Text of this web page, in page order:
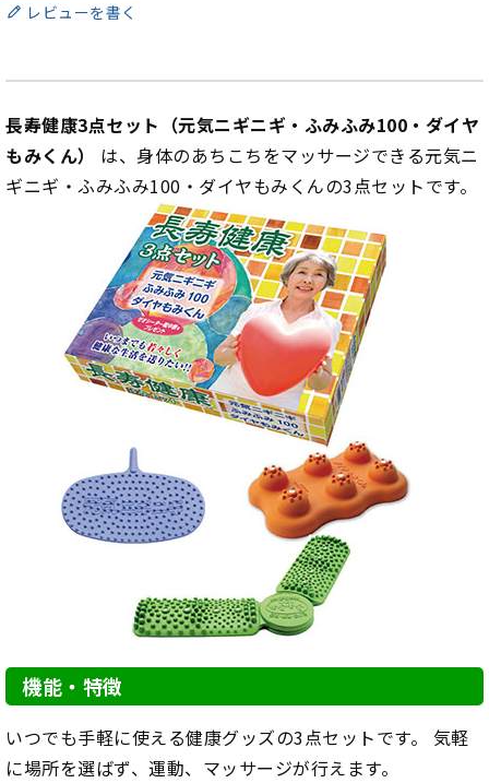
レビューを書く
長寿健康3点セット（元気ニギニギ・ふみふみ100・ダイヤ
もみくん） は、身体のあちこちをマッサージできる元気ニ
ギニギ・ふみふみ100・ダイヤもみくんの3点セットです。
機能・特徴
いつでも手軽に使える健康グッズの3点セットです。 気軽
に場所を選ばず、運動、マッサージが行えます。